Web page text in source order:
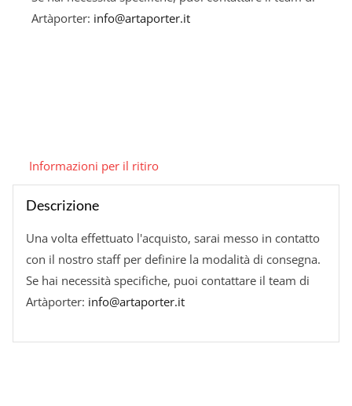
Artàporter: info@artaporter.it
Informazioni per il ritiro
Descrizione
Una volta effettuato l'acquisto, sarai messo in contatto
con il nostro staff per definire la modalità di consegna.
Se hai necessità specifiche, puoi contattare il team di
Artàporter: info@artaporter.it